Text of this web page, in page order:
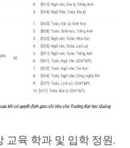
교육 학과 및 입학 정원.